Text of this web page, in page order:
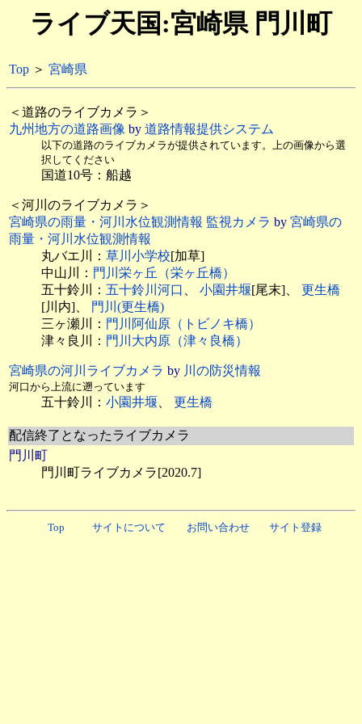
ライブ天国:宮崎県 門川町
Top ＞ 宮崎県
＜道路のライブカメラ＞
九州地方の道路画像 by 道路情報提供システム
以下の道路のライブカメラが提供されています。上の画像から選
択してください
国道10号：船越
＜河川のライブカメラ＞
宮崎県の雨量・河川水位観測情報 監視カメラ by 宮崎県の
雨量・河川水位観測情報
丸バエ川： 草川小学校[加草]
中山川： 門川栄ヶ丘（栄ヶ丘橋）
五十鈴川： 五十鈴川河口 、 小園井堰[尾末]、 更生橋
[川内]、
門川(更生橋)
三ヶ瀬川： 門川阿仙原（トビノキ橋）
津々良川： 門川大内原（津々良橋）
宮崎県の河川ライブカメラ by 川の防災情報
河口から上流に遡っています
五十鈴川： 小園井堰、 更生橋
配信終了となったライブカメラ
門川町
門川町ライブカメラ[2020.7]
Top サイトについて お問い合わせ サイト登録